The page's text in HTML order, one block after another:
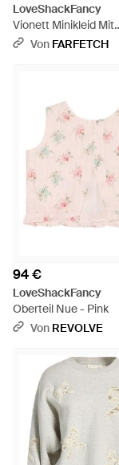
LoveShackFancy
Vionett Minikleid Mit
Spitzenbesatz - Weiß
Von FARFETCH
94 €
LoveShackFancy
Oberteil Nue - Pink
Von REVOLVE